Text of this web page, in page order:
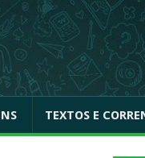
TEXTOS E